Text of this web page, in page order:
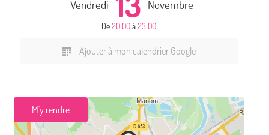
Vendredi Novembre
De20:00à23:00
Ajouter à mon calendrier Google
M'y rendre